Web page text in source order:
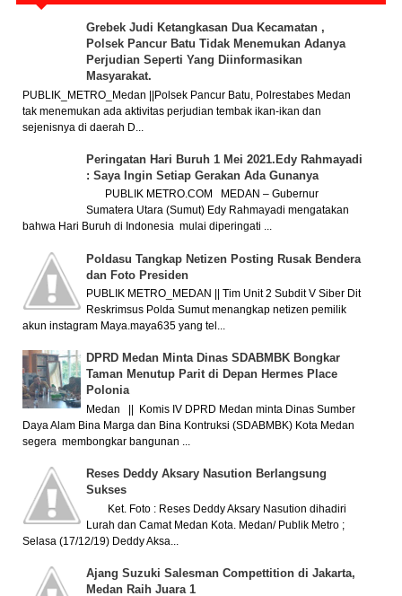
Grebek Judi Ketangkasan Dua Kecamatan ,
Polsek Pancur Batu Tidak Menemukan Adanya
Perjudian Seperti Yang Diinformasikan
Masyarakat.
PUBLIK_METRO_Medan ||Polsek Pancur Batu, Polrestabes Medan
tak menemukan ada aktivitas perjudian tembak ikan-ikan dan
sejenisnya di daerah D...
Peringatan Hari Buruh 1 Mei 2021.Edy Rahmayadi
: Saya Ingin Setiap Gerakan Ada Gunanya
PUBLIK METRO.COM MEDAN – Gubernur
Sumatera Utara (Sumut) Edy Rahmayadi mengatakan
bahwa Hari Buruh di Indonesia mulai diperingati ...
Poldasu Tangkap Netizen Posting Rusak Bendera
dan Foto Presiden
PUBLIK METRO_MEDAN || Tim Unit 2 Subdit V Siber Dit
Reskrimsus Polda Sumut menangkap netizen pemilik
akun instagram Maya.maya635 yang tel...
DPRD Medan Minta Dinas SDABMBK Bongkar
Taman Menutup Parit di Depan Hermes Place
Polonia
Medan || Komis IV DPRD Medan minta Dinas Sumber
Daya Alam Bina Marga dan Bina Kontruksi (SDABMBK) Kota Medan
segera membongkar bangunan ...
Reses Deddy Aksary Nasution Berlangsung
Sukses
Ket. Foto : Reses Deddy Aksary Nasution dihadiri
Lurah dan Camat Medan Kota. Medan/ Publik Metro ;
Selasa (17/12/19) Deddy Aksa...
Ajang Suzuki Salesman Compettition di Jakarta,
Medan Raih Juara 1